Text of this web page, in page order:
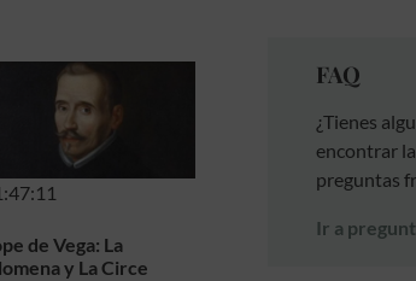
de Vega: La
y La Circe
FAQ
¿Tienes
encontrar
preguntas
Ir a